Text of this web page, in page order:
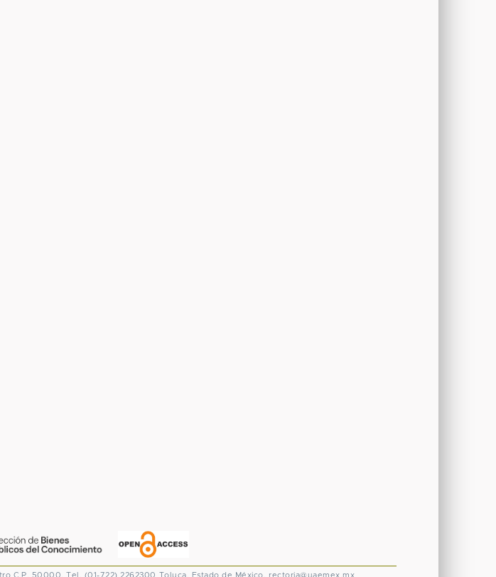
C.P. 50000. Tel. (01-722) 2262300 Toluca, Estado de México. rectoria@uaemex.mx